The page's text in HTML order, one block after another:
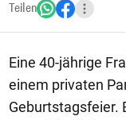
Teilen
Eine 40-jährige
einem privaten
Geburtstagsfeier.